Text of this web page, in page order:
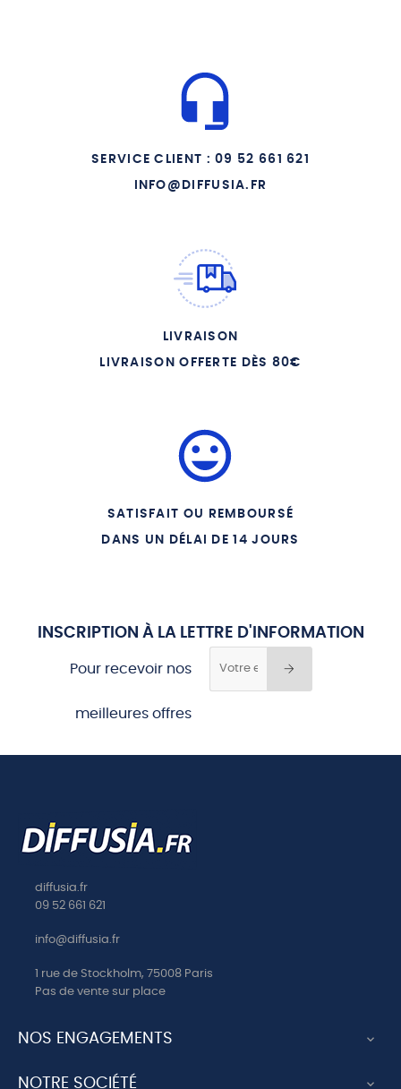
09 - REJOINS JESUS CHRIST
15 - L EVEQUE LE PLUS
07 LE BAPTEME DE CLOVIS
08 AVEC CHARLES MARTEL
09 AVEC JEANNE D ARC
10 LE PATRON DES SCOUTS
12 LE JOUR DU JUGEMENT
DE DIEU
SERVICE CLIENT : 09 52 661 621
INFO@DIFFUSIA.FR
LIVRAISON
LIVRAISON OFFERTE DÈS 80€
SATISFAIT OU REMBOURSÉ
DANS UN DÉLAI DE 14 JOURS
INSCRIPTION À LA LETTRE D'INFORMATION
Pour recevoir nos
meilleures offres
diffusia.fr
09 52 661 621
info@diffusia.fr
1 rue de Stockholm, 75008 Paris
Pas de vente sur place
NOS ENGAGEMENTS 
NOTRE SOCIÉTÉ 